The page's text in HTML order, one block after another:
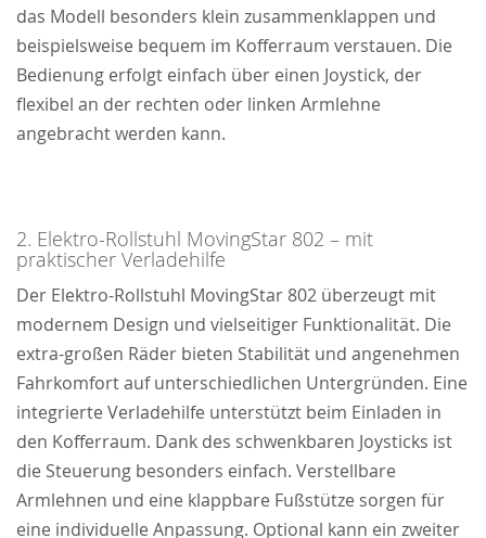
das Modell besonders klein zusammenklappen und
beispielsweise bequem im Kofferraum verstauen. Die
Bedienung erfolgt einfach über einen Joystick, der
flexibel an der rechten oder linken Armlehne
angebracht werden kann.
2. Elektro-Rollstuhl MovingStar 802 – mit
praktischer Verladehilfe
Der Elektro-Rollstuhl MovingStar 802 überzeugt mit
modernem Design und vielseitiger Funktionalität. Die
extra-großen Räder bieten Stabilität und angenehmen
Fahrkomfort auf unterschiedlichen Untergründen. Eine
integrierte Verladehilfe unterstützt beim Einladen in
den Kofferraum. Dank des schwenkbaren Joysticks ist
die Steuerung besonders einfach. Verstellbare
Armlehnen und eine klappbare Fußstütze sorgen für
eine individuelle Anpassung. Optional kann ein zweiter